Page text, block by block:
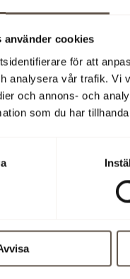
använder cookies
för att
analysera vår trafik. Vi
och annons- och
som du har
18 Dec 2012 3:00 PM
For further information,
Christian Hermelin,
Download press release (pdf)